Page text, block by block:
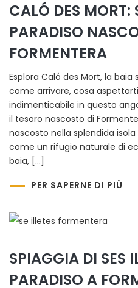
CALÓ DES MORT:
PARADISO
FORMENTERA
Esplora Caló des Mort, la
come arrivare, cosa
indimenticabile in questo
il tesoro nascosto di
nascosto nella splendida
come un rifugio naturale di
baia, […]
PER SAPERNE DI PIÙ
SPIAGGIA DI SES
PARADISO A